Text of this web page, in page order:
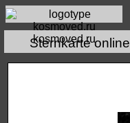
kosmoved.ru
Sternkarte online